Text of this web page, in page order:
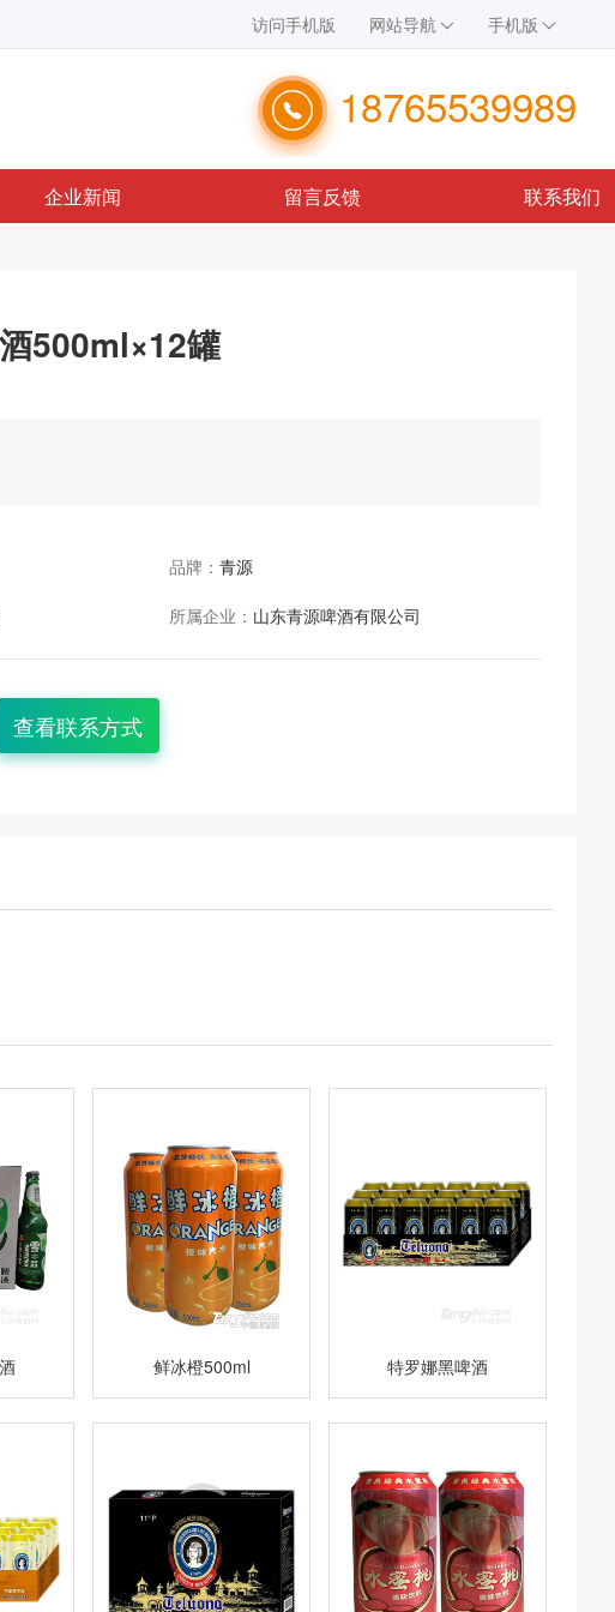
访问手机版 网站导航 手机版
18765539989
企业新闻 留言反馈 联系我们
500ml×12罐
品牌： 青源
所属企业： 山东青源啤酒有限公司
查看联系方式
鲜冰橙500ml 特罗娜黑啤酒